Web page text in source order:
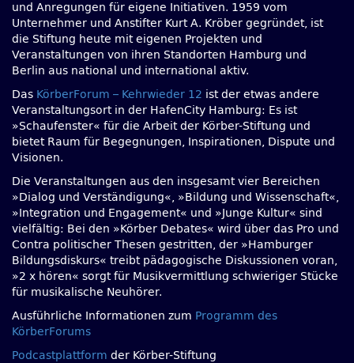
und Anregungen für eigene Initiativen. 1959 vom
Unternehmer und Anstifter Kurt A. Kröber gegründet, ist
die Stiftung heute mit eigenen Projekten und
Veranstaltungen von ihren Standorten Hamburg und
Berlin aus national und international aktiv.
Das KörberForum – Kehrwieder 12 ist der etwas andere
Veranstaltungsort in der HafenCity Hamburg: Es ist
»Schaufenster« für die Arbeit der Körber-Stiftung und
bietet Raum für Begegnungen, Inspirationen, Dispute und
Visionen.
Die Veranstaltungen aus den insgesamt vier Bereichen
»Dialog und Verständigung«, »Bildung und Wissenschaft«,
»Integration und Engagement« und »Junge Kultur« sind
vielfältig: Bei den »Körber Debates« wird über das Pro und
Contra politischer Thesen gestritten, der »Hamburger
Bildungsdiskurs« treibt pädagogische Diskussionen voran,
»2 x hören« sorgt für Musikvermittlung schwieriger Stücke
für musikalische Neuhörer.
Ausführliche Informationen zum Programm des
KörberForums
Podcastplattform der Körber-Stiftung